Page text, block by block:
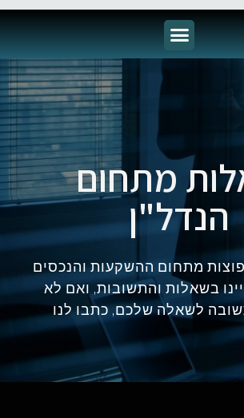
מתחום
הנדל"ן
מתחום ההשקעות והנכסים
בשאלות והתשובות, ואם לא
לשאלה שלכם, כתבו לנו